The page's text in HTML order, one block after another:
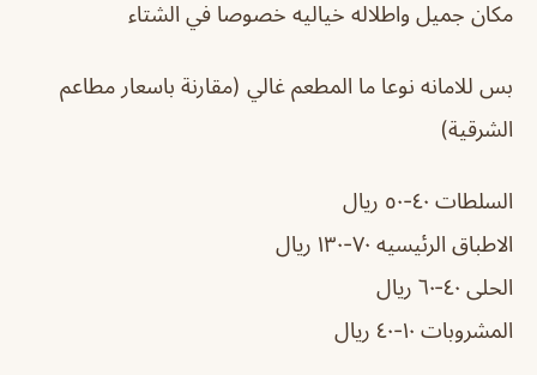
مكان جميل واطلاله خياليه خصوصا في الشتاء
بس للامانه نوعا ما المطعم غالي (مقارنة باسعار مطاعم
الشرقية)
السلطات ٤٠-٥٠ ريال
الاطباق الرئيسيه ٧٠-١٣٠ ريال
الحلى ٤٠-٦٠ ريال
المشروبات ١٠-٤٠ ريال